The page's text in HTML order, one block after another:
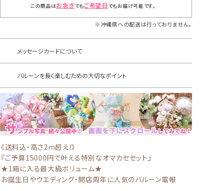
この商品はお急ぎでもご希望日 でもお届け可能です。
※沖縄県への配送は行っておりません。
メッセージカードについて
バルーンを長く楽しむための大切なポイント
《送料込・高さ2m超え!》
『ご予算15000円で叶える特別なオマカセセット』
★1箱に入る最大級ボリューム★
お誕生日やウエディング・開店周年に人気のバルーン電報